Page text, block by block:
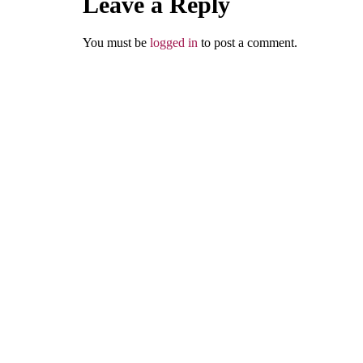
You must be logged in to post a comment.